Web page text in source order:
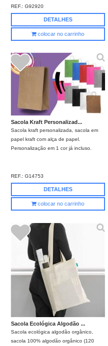
REF.:G92920
DETALHES
colocar no carrinho
Sacola Kraft Personalizad...
Sacola kraft personalizada, sacola em
papel kraft com alça de papel.
Personalização em 1 cor já incluso.
REF.:G14753
DETALHES
colocar no carrinho
Sacola Ecológica Algodão ...
Sacola ecológica algodão orgânico,
sacola 100% algodão orgânico (120